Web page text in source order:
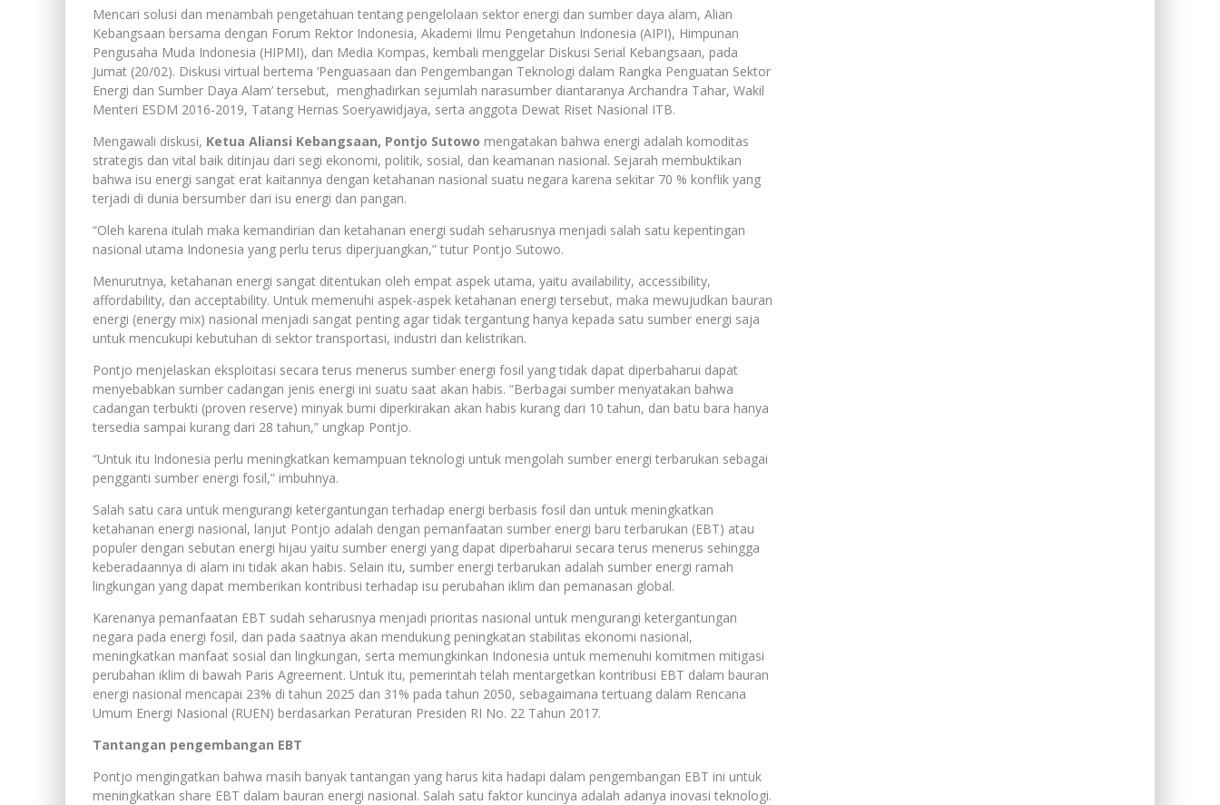
Mencari solusi dan menambah pengetahuan tentang pengelolaan sektor energi dan sumber daya alam, Alian
Kebangsaan bersama dengan Forum Rektor Indonesia, Akademi Ilmu Pengetahun Indonesia (AIPI), Himpunan
Pengusaha Muda Indonesia (HIPMI), dan Media Kompas, kembali menggelar Diskusi Serial Kebangsaan, pada
Jumat (20/02). Diskusi virtual bertema ‘Penguasaan dan Pengembangan Teknologi dalam Rangka Penguatan Sektor
Energi dan Sumber Daya Alam’ tersebut, menghadirkan sejumlah narasumber diantaranya Archandra Tahar, Wakil
Menteri ESDM 2016-2019, Tatang Hernas Soeryawidjaya, serta anggota Dewat Riset Nasional ITB.
Mengawali diskusi, Ketua Aliansi Kebangsaan, Pontjo Sutowo mengatakan bahwa energi adalah komoditas
strategis dan vital baik ditinjau dari segi ekonomi, politik, sosial, dan keamanan nasional. Sejarah membuktikan
bahwa isu energi sangat erat kaitannya dengan ketahanan nasional suatu negara karena sekitar 70 % konflik yang
terjadi di dunia bersumber dari isu energi dan pangan.
“Oleh karena itulah maka kemandirian dan ketahanan energi sudah seharusnya menjadi salah satu kepentingan
nasional utama Indonesia yang perlu terus diperjuangkan,” tutur Pontjo Sutowo.
Menurutnya, ketahanan energi sangat ditentukan oleh empat aspek utama, yaitu availability, accessibility,
affordability, dan acceptability. Untuk memenuhi aspek-aspek ketahanan energi tersebut, maka mewujudkan bauran
energi (energy mix) nasional menjadi sangat penting agar tidak tergantung hanya kepada satu sumber energi saja
untuk mencukupi kebutuhan di sektor transportasi, industri dan kelistrikan.
Pontjo menjelaskan eksploitasi secara terus menerus sumber energi fosil yang tidak dapat diperbaharui dapat
menyebabkan sumber cadangan jenis energi ini suatu saat akan habis. “Berbagai sumber menyatakan bahwa
cadangan terbukti (proven reserve) minyak bumi diperkirakan akan habis kurang dari 10 tahun, dan batu bara hanya
tersedia sampai kurang dari 28 tahun,” ungkap Pontjo.
“Untuk itu Indonesia perlu meningkatkan kemampuan teknologi untuk mengolah sumber energi terbarukan sebagai
pengganti sumber energi fosil,” imbuhnya.
Salah satu cara untuk mengurangi ketergantungan terhadap energi berbasis fosil dan untuk meningkatkan
ketahanan energi nasional, lanjut Pontjo adalah dengan pemanfaatan sumber energi baru terbarukan (EBT) atau
populer dengan sebutan energi hijau yaitu sumber energi yang dapat diperbaharui secara terus menerus sehingga
keberadaannya di alam ini tidak akan habis. Selain itu, sumber energi terbarukan adalah sumber energi ramah
lingkungan yang dapat memberikan kontribusi terhadap isu perubahan iklim dan pemanasan global.
Karenanya pemanfaatan EBT sudah seharusnya menjadi prioritas nasional untuk mengurangi ketergantungan
negara pada energi fosil, dan pada saatnya akan mendukung peningkatan stabilitas ekonomi nasional,
meningkatkan manfaat sosial dan lingkungan, serta memungkinkan Indonesia untuk memenuhi komitmen mitigasi
perubahan iklim di bawah Paris Agreement. Untuk itu, pemerintah telah mentargetkan kontribusi EBT dalam bauran
energi nasional mencapai 23% di tahun 2025 dan 31% pada tahun 2050, sebagaimana tertuang dalam Rencana
Umum Energi Nasional (RUEN) berdasarkan Peraturan Presiden RI No. 22 Tahun 2017.
Tantangan pengembangan EBT
Pontjo mengingatkan bahwa masih banyak tantangan yang harus kita hadapi dalam pengembangan EBT ini untuk
meningkatkan share EBT dalam bauran energi nasional. Salah satu faktor kuncinya adalah adanya inovasi teknologi.